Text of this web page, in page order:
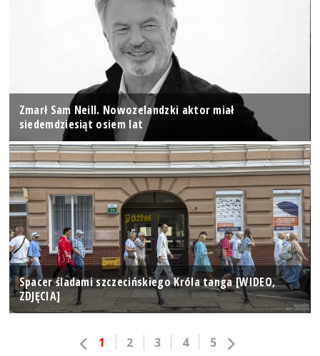
Zmarł Sam Neill. Nowozelandzki aktor miał
siedemdziesiąt osiem lat
Spacer śladami szczecińskiego Króla tanga [WIDEO,
ZDJĘCIA]
1 2 3 4 5